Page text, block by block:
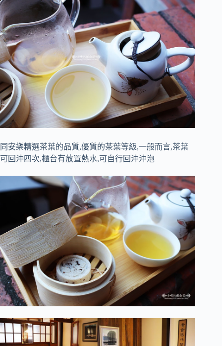
同安樂精選茶葉的品質,優質的茶葉等級,一般而言,茶葉
可回沖四次,櫃台有放置熱水,可自行回沖沖泡